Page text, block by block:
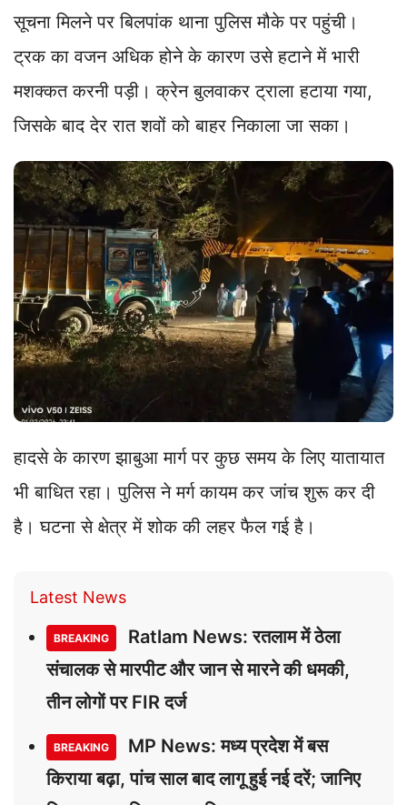
सूचना मिलने पर बिलपांक थाना पुलिस मौके पर पहुंची।
ट्रक का वजन अधिक होने के कारण उसे हटाने में भारी
मशक्कत करनी पड़ी। क्रेन बुलवाकर ट्राला हटाया गया,
जिसके बाद देर रात शवों को बाहर निकाला जा सका।
हादसे के कारण झाबुआ मार्ग पर कुछ समय के लिए यातायात
भी बाधित रहा। पुलिस ने मर्ग कायम कर जांच शुरू कर दी
है। घटना से क्षेत्र में शोक की लहर फैल गई है।
Latest News
BREAKING
Ratlam News: रतलाम में ठेला
संचालक से मारपीट और जान से मारने की धमकी,
तीन लोगों पर FIR दर्ज
BREAKING
MP News: मध्य प्रदेश में बस
किराया बढ़ा, पांच साल बाद लागू हुई नई दरें; जानिए